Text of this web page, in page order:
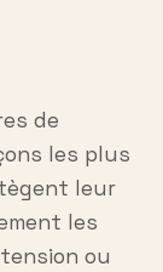
de
les plus
leur
les
ou